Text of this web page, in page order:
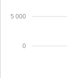
0
5 000